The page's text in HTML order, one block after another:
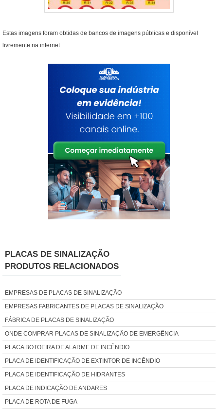
Estas imagens foram obtidas de bancos de imagens públicas e disponível
livremente na internet
PLACAS DE SINALIZAÇÃO
PRODUTOS RELACIONADOS
EMPRESAS DE PLACAS DE SINALIZAÇÃO
EMPRESAS FABRICANTES DE PLACAS DE SINALIZAÇÃO
FÁBRICA DE PLACAS DE SINALIZAÇÃO
ONDE COMPRAR PLACAS DE SINALIZAÇÃO DE EMERGÊNCIA
PLACA BOTOEIRA DE ALARME DE INCÊNDIO
PLACA DE IDENTIFICAÇÃO DE EXTINTOR DE INCÊNDIO
PLACA DE IDENTIFICAÇÃO DE HIDRANTES
PLACA DE INDICAÇÃO DE ANDARES
PLACA DE ROTA DE FUGA